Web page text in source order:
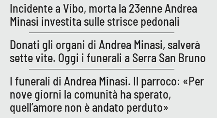
LaC TV
LaC Network
LaC OnAir
EDIZIONI
LOCALI
Incidente a Vibo, morta la 23enne Andrea
Minasi investita sulle strisce pedonali
Donati gli organi di Andrea Minasi, salverà
sette vite. Oggi i funerali a Serra San Bruno
I funerali di Andrea Minasi. Il parroco: «Per
nove giorni la comunità ha sperato,
quell’amore non è andato perduto»